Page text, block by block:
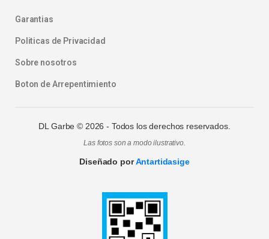
Garantias
Politicas de Privacidad
Sobre nosotros
Boton de Arrepentimiento
DL Garbe © 2026 - Todos los derechos reservados.
Las fotos son a modo ilustrativo.
Diseñado porAntartidasige